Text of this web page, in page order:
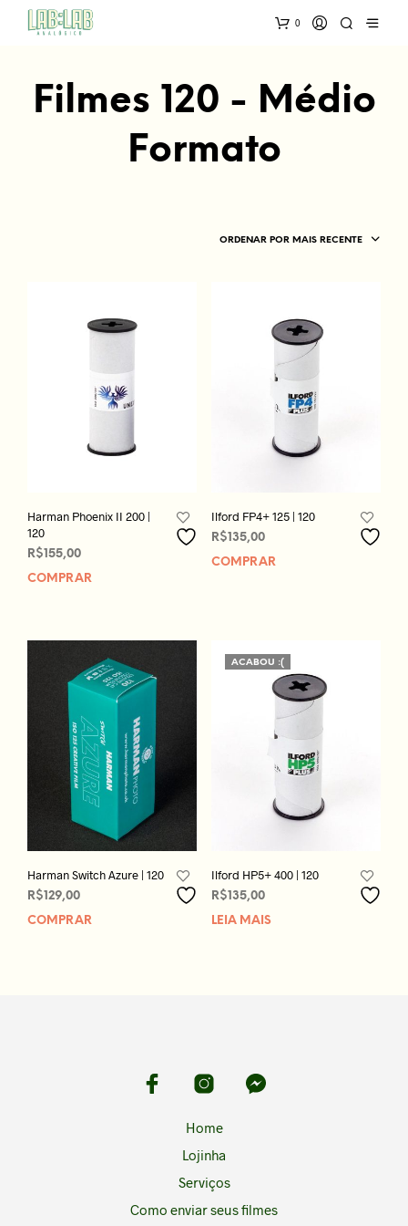
0
Filmes 120 - Médio
Formato
ORDENAR POR MAIS RECENTE
Harman Phoenix II 200 |
120
R$ 155,00
COMPRAR
Ilford FP4+ 125 | 120
R$ 135,00
COMPRAR
Harman Switch Azure | 120
R$ 129,00
COMPRAR
ACABOU :(
Ilford HP5+ 400 | 120
R$ 135,00
LEIA MAIS
Home
Lojinha
Serviços
Como enviar seus filmes